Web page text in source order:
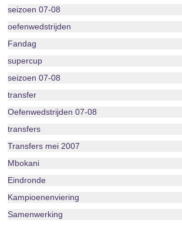
seizoen 07-08
oefenwedstrijden
Fandag
supercup
seizoen 07-08
transfer
Oefenwedstrijden 07-08
transfers
Transfers mei 2007
Mbokani
Eindronde
Kampioenenviering
Samenwerking